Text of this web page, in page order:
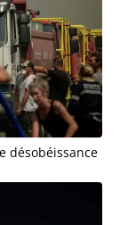
désobéissance